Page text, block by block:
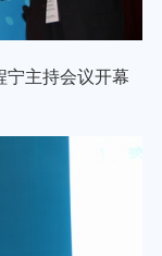
宁主持会议开幕